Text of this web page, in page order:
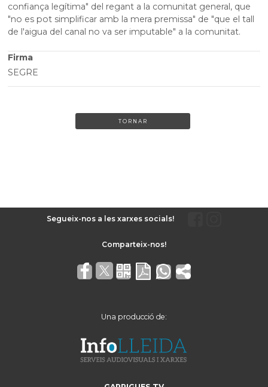
confiança legítima" del regant a la comunitat general, que
"no es pot simplificar amb la mera premissa" de "que el tall
de l'aigua del canal no va ser imputable" a la comunitat.
Firma
SEGRE
TORNAR
Segueix-nos a les xarxes socials!
Una producció de: